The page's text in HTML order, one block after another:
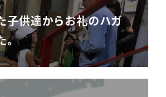
子供達からお礼のハガ
。